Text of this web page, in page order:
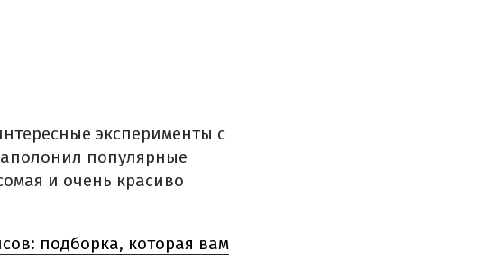
эксперименты с
популярные
и очень красиво
подборка, которая вам